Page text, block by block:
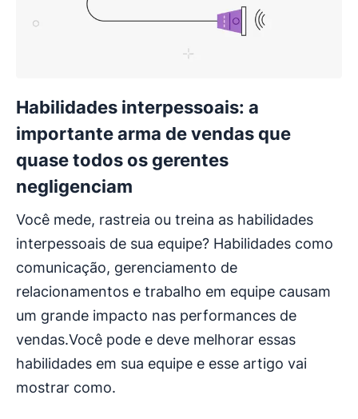
Habilidades interpessoais: a
importante arma de vendas que
quase todos os gerentes
negligenciam
Você mede, rastreia ou treina as habilidades
interpessoais de sua equipe? Habilidades como
comunicação, gerenciamento de
relacionamentos e trabalho em equipe causam
um grande impacto nas performances de
vendas.Você pode e deve melhorar essas
habilidades em sua equipe e esse artigo vai
mostrar como.